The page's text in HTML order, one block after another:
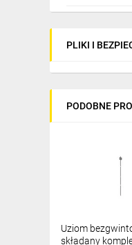
PLIKI I
PODOBNE
Uziom
składany